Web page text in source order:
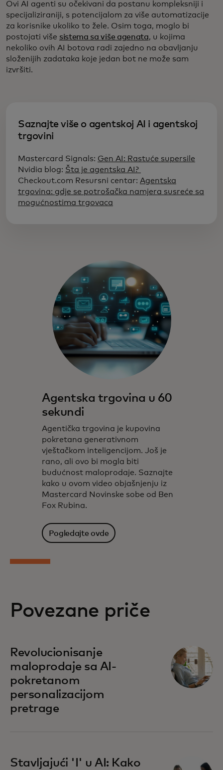
Ovi AI agenti su očekivani da postanu kompleksniji i
specijaliziraniji, s potencijalom za više automatizacije
za korisnike ukoliko to žele. Osim toga, moglo bi
postojati više sistema sa više agenata, u kojima
nekoliko ovih AI botova radi zajedno na obavljanju
složenijih zadataka koje jedan bot ne može sam
izvršiti.
Saznajte više o agentskoj AI i agentskoj
trgovini
Mastercard Signals: Gen AI: Rastuće supersile
Nvidia blog: Šta je agentska AI?
Checkout.com Resursni centar: Agentska
trgovina: gdje se potrošačka namjera susreće sa
mogućnostima trgovaca
Agentska trgovina u 60
sekundi
Agentička trgovina je kupovina
pokretana generativnom
vještačkom inteligencijom. Još je
rano, ali ovo bi mogla biti
budućnost maloprodaje. Saznajte
kako u ovom video objašnjenju iz
Mastercard Novinske sobe od Ben
Fox Rubina.
Pogledajte ovde
Povezane priče
Revolucionisanje
maloprodaje sa AI-
pokretanom
personalizacijom
pretrage
Stavljajući 'I' u AI: Kako